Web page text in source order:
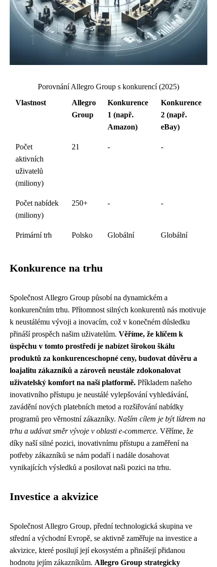
Porovnání Allegro Group s konkurencí (2025)
Vlastnost
Allegro
Group
Konkurence
1 (např.
Amazon)
Konkurence
2 (např.
eBay)
Počet
aktivních
uživatelů
(miliony)
21 - -
Počet nabídek
(miliony)
250+ - -
Primární trh Polsko Globální Globální
Konkurence na trhu
Společnost Allegro Group působí na dynamickém a
konkurenčním trhu. Přítomnost silných konkurentů nás motivuje
k neustálému vývoji a inovacím, což v konečném důsledku
přináší prospěch našim uživatelům. Věříme, že klíčem k
úspěchu v tomto prostředí je nabízet širokou škálu
produktů za konkurenceschopné ceny, budovat důvěru a
loajalitu zákazníků a zároveň neustále zdokonalovat
uživatelský komfort na naší platformě. Příkladem našeho
inovativního přístupu je neustálé vylepšování vyhledávání,
zavádění nových platebních metod a rozšiřování nabídky
programů pro věrnostní zákazníky. Naším cílem je být lídrem na
trhu a udávat směr vývoje v oblasti e-commerce. Věříme, že
díky naší silné pozici, inovativnímu přístupu a zaměření na
potřeby zákazníků se nám podaří i nadále dosahovat
vynikajících výsledků a posilovat naši pozici na trhu.
Investice a akvizice
Společnost Allegro Group, přední technologická skupina ve
střední a východní Evropě, se aktivně zaměřuje na investice a
akvizice, které posilují její ekosystém a přinášejí přidanou
hodnotu jejím zákazníkům. Allegro Group strategicky